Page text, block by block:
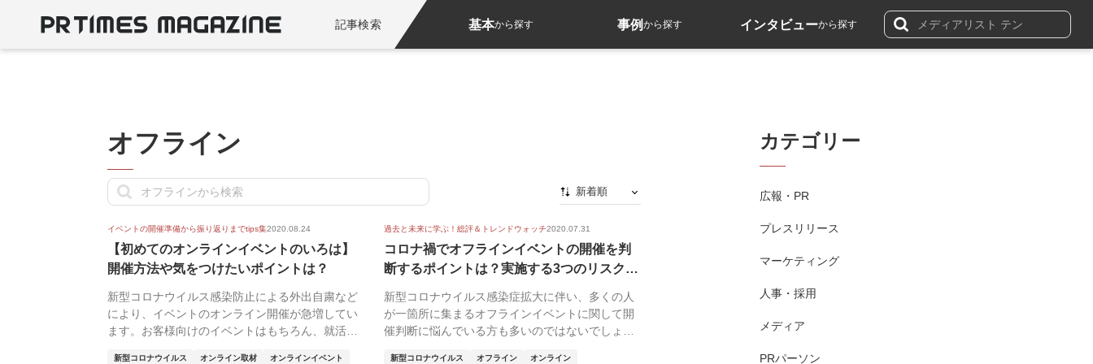
記事検索 基本から探す 事例から探す インタビューから探す
オフライン
新着順
最初から
人気順
イベントの開催準備から振り返りまでtips集2020.08.24
【初めてのオンラインイベントのいろは】
開催方法や気をつけたいポイントは？
新型コロナウイルス感染防止による外出自粛など
により、イベントのオンライン開催が急増してい
ます。お客様向けのイベントはもちろん、就活生
新型コロナウイルス オンライン取材 オンラインイベント
過去と未来に学ぶ！総評＆トレンドウォッチ2020.07.31
コロナ禍でオフラインイベントの開催を判
断するポイントは？実施する3つのリスクと
代替...
新型コロナウイルス感染症拡大に伴い、多くの人
が一箇所に集まるオフラインイベントに関して開
催判断に悩んでいる方も多いのではないでしょう
新型コロナウイルス オフライン オンライン
カテゴリー
広報・PR
プレスリリース
マーケティング
人事・採用
メディア
PRパーソン